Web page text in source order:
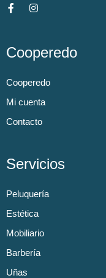
Cooperedo
Cooperedo
Mi cuenta
Contacto
Servicios
Peluquería
Estética
Mobiliario
Barbería
Uñas